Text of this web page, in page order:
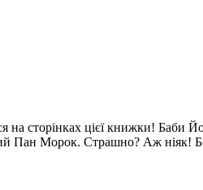
на сторінках цієї книжки! Баби
Пан Морок. Страшно? Аж ніяк!